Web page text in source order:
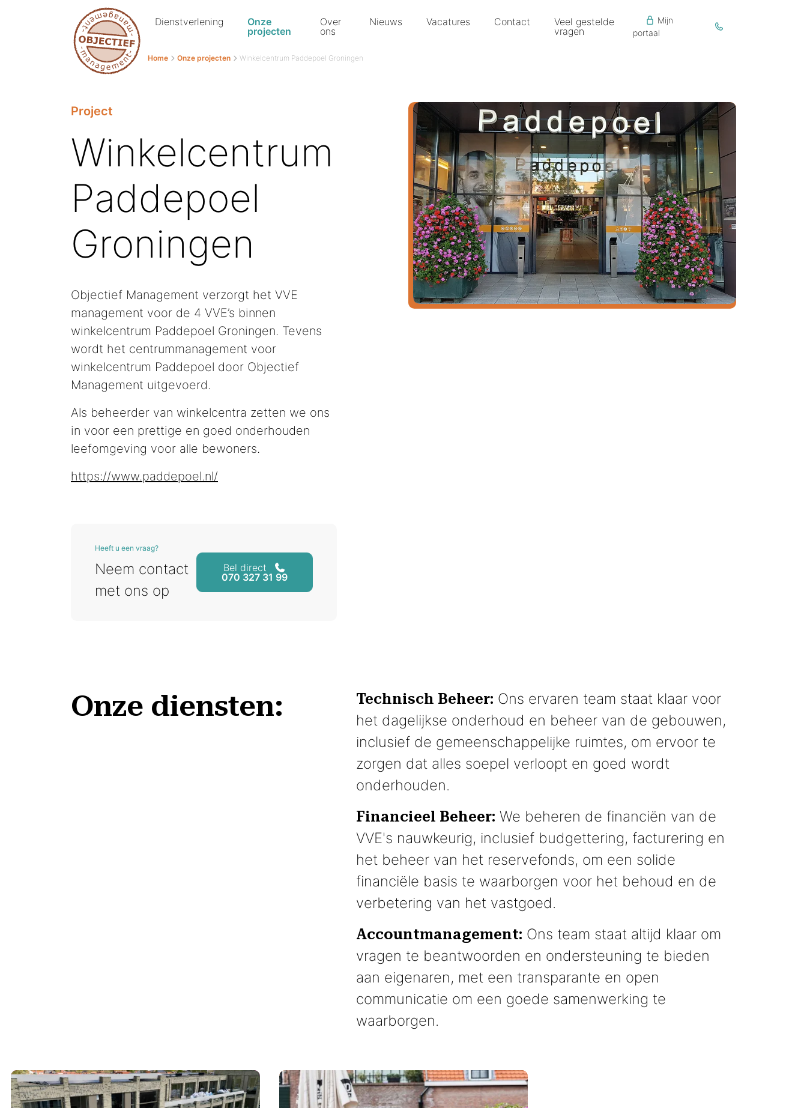
Dienstverlening
Onze
projecten
Over
ons
Nieuws Vacatures Contact
Veel gestelde
vragen
Mijn
portaal
Home Onze projecten Winkelcentrum Paddepoel Groningen
Project
Winkelcentrum
Paddepoel
Groningen
Objectief Management verzorgt het VVE
management voor de 4 VVE’s binnen
winkelcentrum Paddepoel Groningen. Tevens
wordt het centrummanagement voor
winkelcentrum Paddepoel door Objectief
Management uitgevoerd.
Als beheerder van winkelcentra zetten we ons
in voor een prettige en goed onderhouden
leefomgeving voor alle bewoners.
https://www.paddepoel.nl/
Heeft u een vraag?
Neem contact
met ons op
Bel direct
070 327 31 99
Onze diensten: Technisch Beheer: Ons ervaren team staat klaar voor
het dagelijkse onderhoud en beheer van de gebouwen,
inclusief de gemeenschappelijke ruimtes, om ervoor te
zorgen dat alles soepel verloopt en goed wordt
onderhouden.
Financieel Beheer: We beheren de financiën van de
VVE's nauwkeurig, inclusief budgettering, facturering en
het beheer van het reservefonds, om een solide
financiële basis te waarborgen voor het behoud en de
verbetering van het vastgoed.
Accountmanagement: Ons team staat altijd klaar om
vragen te beantwoorden en ondersteuning te bieden
aan eigenaren, met een transparante en open
communicatie om een goede samenwerking te
waarborgen.